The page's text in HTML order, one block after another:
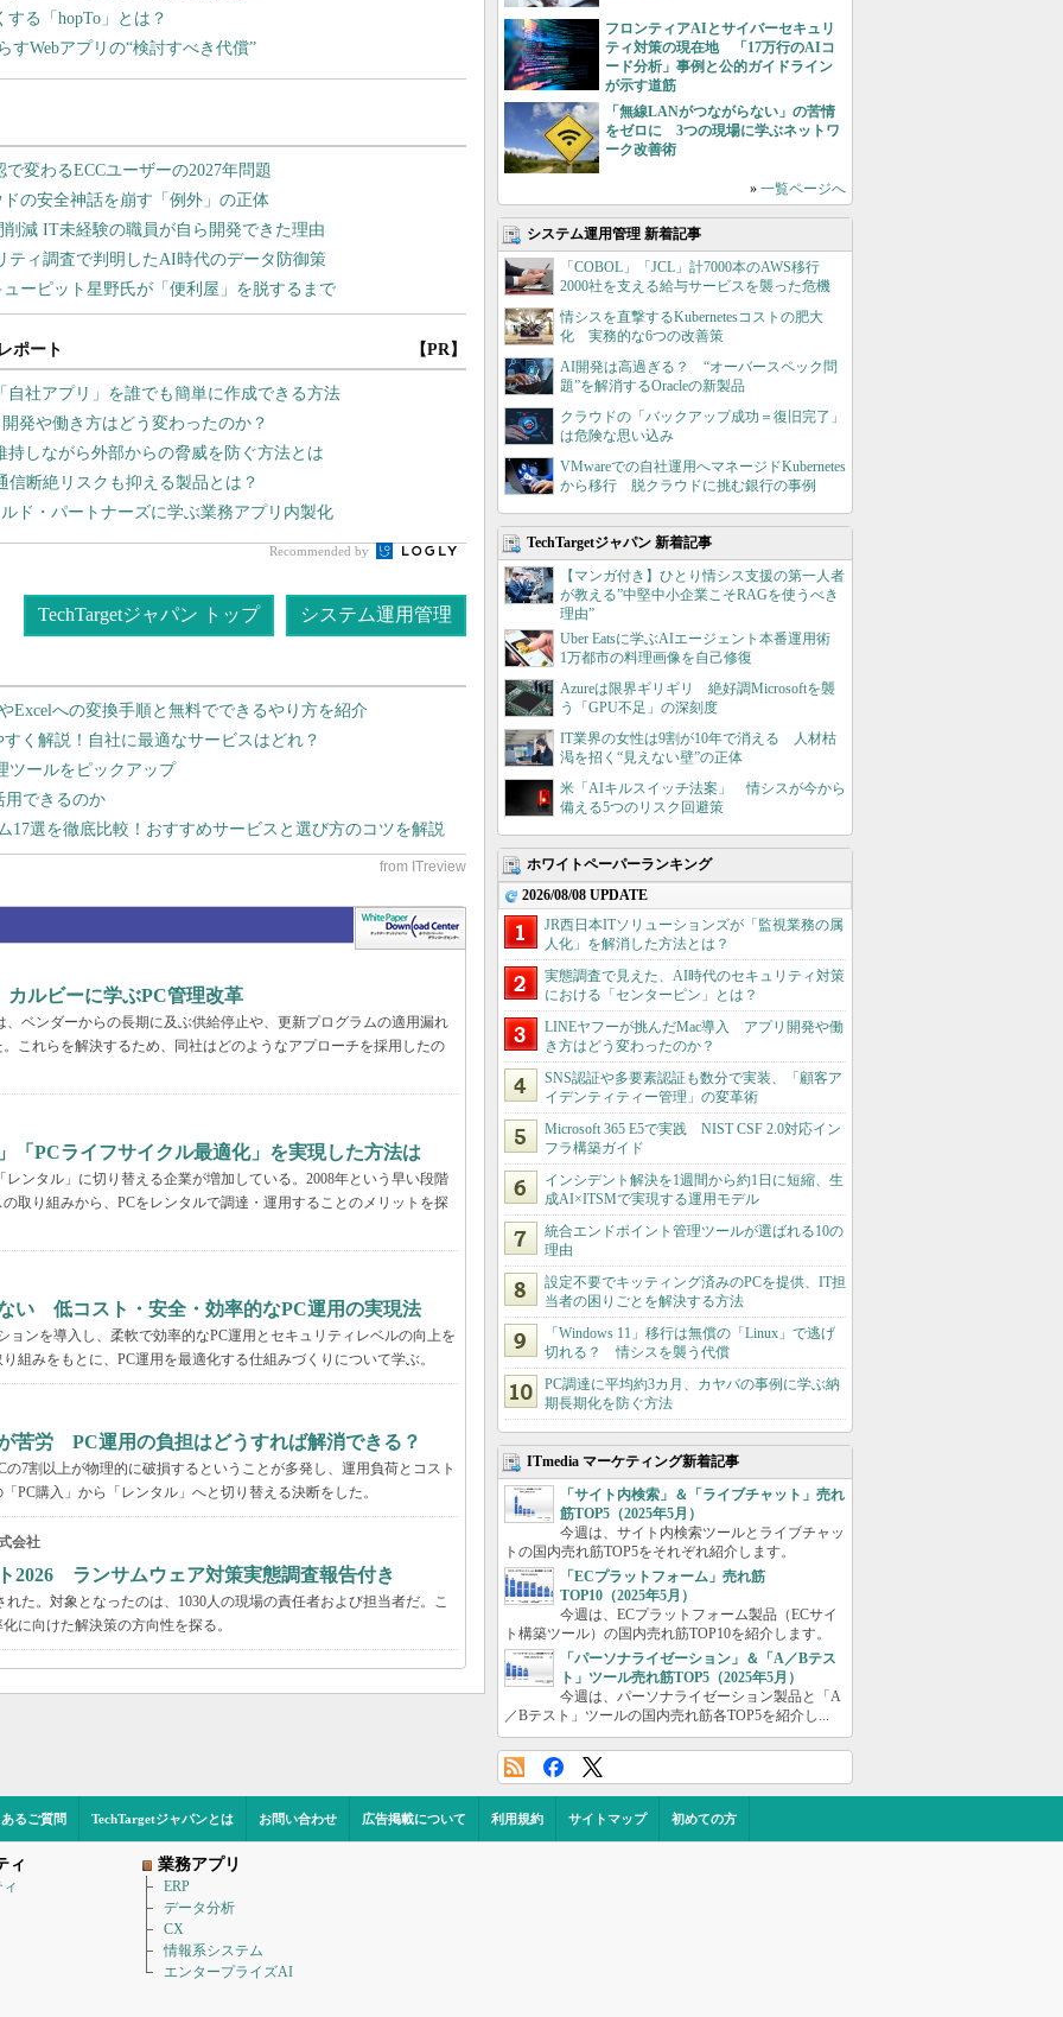
る「hopTo」とは？
Webアプリの“検討すべき代償”
ポート 【PR】
社アプリ」を誰でも簡単に作成できる方法
発や働き方はどう変わったのか？
しながら外部からの脅威を防ぐ方法とは
断絶リスクも抑える製品とは？
ド・パートナーズに学ぶ業務アプリ内製化
Recommended by
TechTargetジャパン トップ システム運用管理
Excelへの変換手順と無料でできるやり方を紹介
く解説！自社に最適なサービスはどれ？
ツールをピックアップ
用できるのか
17選を徹底比較！おすすめサービスと選び方のコツを解説
ルビーに学ぶPC管理改革
、ベンダーからの長期に及ぶ供給停止や、更新プログラムの適用漏れ
これらを解決するため、同社はどのようなアプローチを採用したの
「PCライフサイクル最適化」を実現した方法は
ンタル」に切り替える企業が増加している。2008年という早い段階
取り組みから、PCをレンタルで調達・運用することのメリットを探
い 低コスト・安全・効率的なPC運用の実現法
ョンを導入し、柔軟で効率的なPC運用とセキュリティレベルの向上を
組みをもとに、PC運用を最適化する仕組みづくりについて学ぶ。
苦労 PC運用の負担はどうすれば解消できる？
7割以上が物理的に破損するということが多発し、運用負荷とコスト
PC購入」から「レンタル」へと切り替える決断をした。
会社
2026 ランサムウェア対策実態調査報告付き
た。対象となったのは、1030人の現場の責任者および担当者だ。こ
に向けた解決策の方向性を探る。
フロンティアAIとサイバーセキュリ
ティ対策の現在地 「17万行のAIコ
ード分析」事例と公的ガイドライン
が示す道筋
「無線LANがつながらない」の苦情
をゼロに 3つの現場に学ぶネットワ
ーク改善術
» 一覧ページへ
システム運用管理 新着記事
「COBOL」「JCL」計7000本のAWS移行
2000社を支える給与サービスを襲った危機
情シスを直撃するKubernetesコストの肥大
化 実務的な6つの改善策
AI開発は高過ぎる？ “オーバースペック問
題”を解消するOracleの新製品
クラウドの「バックアップ成功＝復旧完了」
は危険な思い込み
VMwareでの自社運用へマネージドKubernetes
から移行 脱クラウドに挑む銀行の事例
TechTargetジャパン 新着記事
【マンガ付き】ひとり情シス支援の第一人者
が教える”中堅中小企業こそRAGを使うべき
理由”
Uber Eatsに学ぶAIエージェント本番運用術
1万都市の料理画像を自己修復
Azureは限界ギリギリ 絶好調Microsoftを襲
う「GPU不足」の深刻度
IT業界の女性は9割が10年で消える 人材枯
渇を招く“見えない壁”の正体
米「AIキルスイッチ法案」 情シスが今から
備える5つのリスク回避策
ホワイトペーパーランキング
2026/08/08 UPDATE
JR西日本ITソリューションズが「監視業務の属
人化」を解消した方法とは？
実態調査で見えた、AI時代のセキュリティ対策
における「センターピン」とは？
LINEヤフーが挑んだMac導入 アプリ開発や働
き方はどう変わったのか？
SNS認証や多要素認証も数分で実装、「顧客ア
イデンティティー管理」の変革術
Microsoft 365 E5で実践 NIST CSF 2.0対応イン
フラ構築ガイド
インシデント解決を1週間から約1日に短縮、生
成AI×ITSMで実現する運用モデル
統合エンドポイント管理ツールが選ばれる10の
理由
設定不要でキッティング済みのPCを提供、IT担
当者の困りごとを解決する方法
「Windows 11」移行は無償の「Linux」で逃げ
切れる？ 情シスを襲う代償
PC調達に平均約3カ月、カヤバの事例に学ぶ納
期長期化を防ぐ方法
ITmedia マーケティング新着記事
「サイト内検索」＆「ライブチャット」売れ
筋TOP5（2025年5月）
今週は、サイト内検索ツールとライブチャッ
トの国内売れ筋TOP5をそれぞれ紹介します。
「ECプラットフォーム」売れ筋
TOP10（2025年5月）
今週は、ECプラットフォーム製品（ECサイ
ト構築ツール）の国内売れ筋TOP10を紹介します。
「パーソナライゼーション」＆「A／Bテス
ト」ツール売れ筋TOP5（2025年5月）
今週は、パーソナライゼーション製品と「A
／Bテスト」ツールの国内売れ筋各TOP5を紹介し...
るご質問 TechTargetジャパンとは お問い合わせ 広告掲載について 利用規約 サイトマップ 初めての方
ィ 業務アプリ
ERP
データ分析
CX
情報系システム
エンタープライズAI